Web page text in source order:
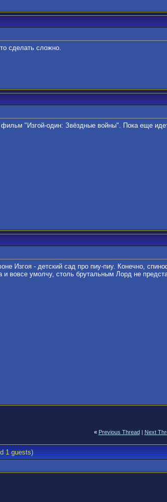
сделать сложно.
"Изгой-один: Звёздные войны". Пока еще
Изгоя - детский сад про пиу-пиу. Конечно,
вовсе умолчу, столь брутальным Лорд не
« Previous Thread| Next
1 guests)